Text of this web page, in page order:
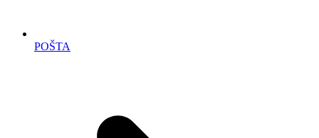
POŠTA